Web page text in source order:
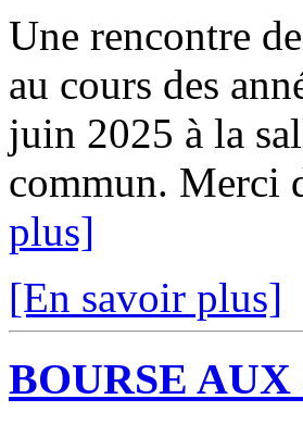
Une rencontre
au cours des
juin 2025 à la
commun. Merci
plus]
[En savoir plus]
BOURSE AUX